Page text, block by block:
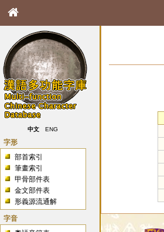
中文 ENG
字形
部首索引
筆畫索引
甲骨部件表
金文部件表
形義源流通解
字音